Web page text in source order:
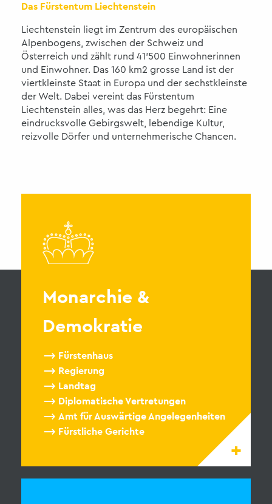
Das Fürstentum Liechtenstein
Liechtenstein liegt im Zentrum des europäischen
Alpenbogens, zwischen der Schweiz und
Österreich und zählt rund 41'500 Einwohnerinnen
und Einwohner. Das 160 km2 grosse Land ist der
viertkleinste Staat in Europa und der sechstkleinste
der Welt. Dabei vereint das Fürstentum
Liechtenstein alles, was das Herz begehrt: Eine
eindrucksvolle Gebirgswelt, lebendige Kultur,
reizvolle Dörfer und unternehmerische Chancen.
Monarchie &
Demokratie
Fürstenhaus
Regierung
Landtag
Diplomatische Vertretungen
Amt für Auswärtige Angelegenheiten
Fürstliche Gerichte
+